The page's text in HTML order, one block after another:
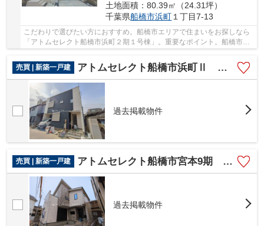
土地面積：80.39㎡（24.31坪）
千葉県船橋市浜町１丁目7-13
こだわりで選びたい方におすすめ。船橋市エリアで住まいをお探しなら
「アトムセレクト船橋市浜町２期１号棟」。重要なポイント。船橋市立
売買 | 新築一戸建
アトムセレクト船橋市浜町Ⅱ １号棟
過去掲載物件
売買 | 新築一戸建 アトムセレクト船橋市宮本9期 1号棟
過去掲載物件